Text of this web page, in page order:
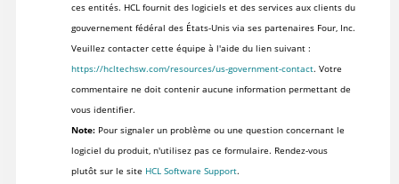
ces entités. HCL fournit des logiciels et des services aux clients du
gouvernement fédéral des États-Unis via ses partenaires Four, Inc.
Veuillez contacter cette équipe à l'aide du lien suivant :
https://hcltechsw.com/resources/us-government-contact. Votre
commentaire ne doit contenir aucune information permettant de
vous identifier.
Note:Pour signaler un problème ou une question concernant le
logiciel du produit, n'utilisez pas ce formulaire. Rendez-vous
plutôt sur le site HCL Software Support.